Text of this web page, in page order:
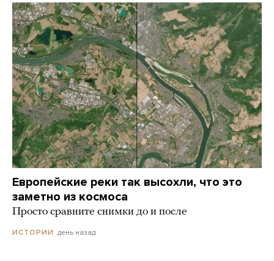
Европейские реки так высохли, что это
заметно из космоса
Просто сравните снимки до и после
ИСТОРИИ день назад